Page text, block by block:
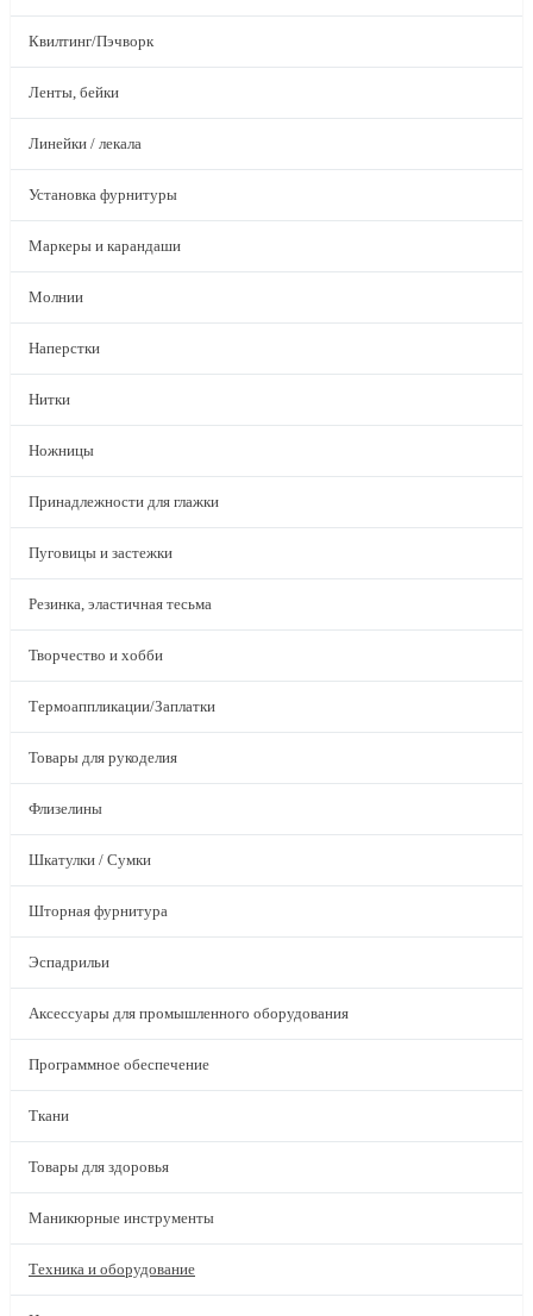
Квилтинг/Пэчворк
Ленты, бейки
Линейки / лекала
Установка фурнитуры
Маркеры и карандаши
Молнии
Наперстки
Нитки
Ножницы
Принадлежности для глажки
Пуговицы и застежки
Резинка, эластичная тесьма
Творчество и хобби
Термоаппликации/Заплатки
Товары для рукоделия
Флизелины
Шкатулки / Сумки
Шторная фурнитура
Эспадрильи
Аксессуары для промышленного оборудования
Программное обеспечение
Ткани
Товары для здоровья
Маникюрные инструменты
Техника и оборудование